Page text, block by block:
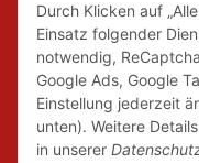
Durch Klicken auf
Einsatz folgender
notwendig,
Google Ads, Google
Einstellung jederzeit
unten). Weitere
in unserer
Wir tragen
Pflichten
FAIRCOMMERCE